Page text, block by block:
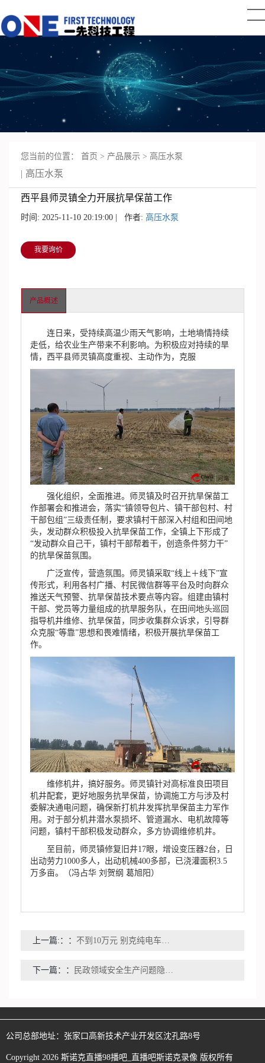
您当前的位置： 首页 > 产品展示 > 高压水泵
高压水泵
西平县师灵镇全力开展抗旱保苗工作
时间: 2025-11-10 20:19:00 | 作者: 高压水泵
我要询价
产品概述
连日来，受持续高温少雨天气影响，土地墒情持续
走低，给农业生产带来不利影响。为积极应对持续的旱
情，西平县师灵镇高度重视、主动作为，克服
强化组织，全面推进。师灵镇及时召开抗旱保苗工
作部署会和推进会，落实“镇领导包片、镇干部包村、村
干部包组”三级责任制，要求镇村干部深入村组和田间地
头，发动群众积极投入抗旱保苗工作，全镇上下形成了
“发动群众自己干，镇村干部帮着干，创造条件努力干”
的抗旱保苗氛围。
广泛宣传，营造氛围。师灵镇采取“线上＋线下”宣
传形式，利用各村广播、村民微信群等平台及时向群众
推送天气预警、抗旱保苗技术要点等内容。组建由镇村
干部、党员等力量组成的抗旱服务队，在田间地头巡回
指导机井维修、抗旱保苗，同步收集群众诉求，引导群
众克服“等靠”思想和畏难情绪，积极开展抗旱保苗工
作。
维修机井，搞好服务。师灵镇针对高标准良田项目
机井配套，更好地服务抗旱保苗，协调施工方与涉及村
委解决通电问题，确保新打机井发挥抗旱保苗主力军作
用。对于部分机井潜水泵损坏、管道漏水、电机故障等
问题，镇村干部积极发动群众，多方协调维修机井。
至目前，师灵镇修复旧井17眼，增设变压器2台，日
出动劳力1000多人，出动机械400多部，已浇灌面积3.5
万多亩。（冯占华 刘贺纲 葛旭阳）
上一篇:：
下一篇：
公司总部地址： 张家口高新技术产业开发区沈孔路8号
Copyright 2026 斯诺克直播98播吧_直播吧斯诺克录像 版权所有